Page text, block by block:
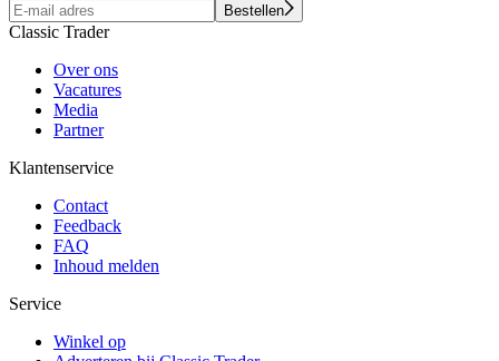
Bestellen
Classic Trader
Over ons
Vacatures
Media
Partner
Klantenservice
Contact
Feedback
FAQ
Inhoud melden
Service
Winkel op